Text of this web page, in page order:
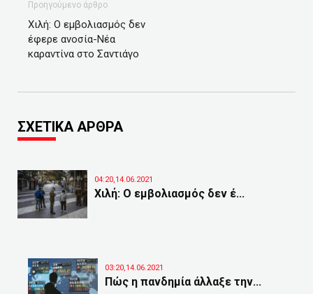
Προηγούμενο άρθρο
Χιλή: Ο εμβολιασμός δεν
έφερε ανοσία-Νέα
καραντίνα στο Σαντιάγο
ΣΧΕΤΙΚΑ ΑΡΘΡΑ
04:20,14.06.2021
Χιλή: Ο εμβολιασμός δεν έ...
03:20,14.06.2021
Πώς η πανδημία άλλαξε την...